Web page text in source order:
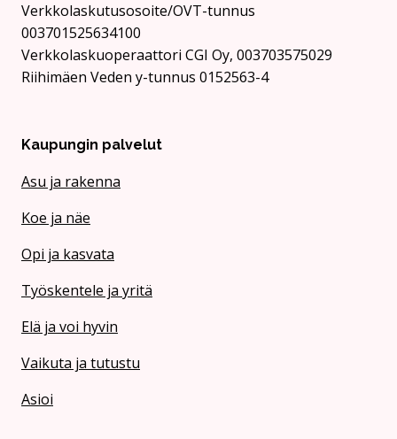
Verkkolaskutusosoite/OVT-tunnus
003701525634100
Verkkolaskuoperaattori CGI Oy, 003703575029
Riihimäen Veden y-tunnus 0152563-4
Kaupungin palvelut
Asu ja rakenna
Koe ja näe
Opi ja kasvata
Työskentele ja yritä
Elä ja voi hyvin
Vaikuta ja tutustu
Asioi